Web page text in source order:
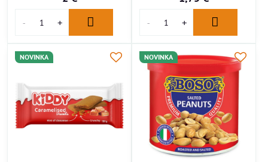
NOVINKA NOVINKA